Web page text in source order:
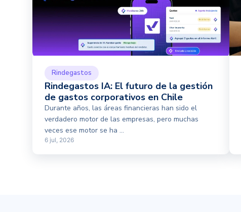
Rindegastos
Rindegastos IA: El futuro de la gestión
de gastos corporativos en Chile
Durante años, las áreas financieras han sido el
verdadero motor de las empresas, pero muchas
veces ese motor se ha ...
6 jul, 2026